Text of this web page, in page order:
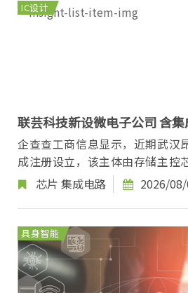
IC设计
联芸科技新设微电子公司 含
企查查工商信息显示，近期武汉
成注册设立，该主体由存储主控
100%全资持股，注册资本1000
芯片 集成电路 2026/
具身智能